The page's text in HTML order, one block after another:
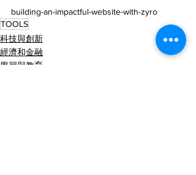
building-an-impactful-website-with-zyro
TOOLS
科技與創新
經濟和金融
學習與教育